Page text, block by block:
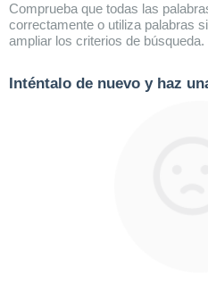
Comprueba que todas las
correctamente o utiliza palabras
ampliar los criterios de búsqueda.
Inténtalo de nuevo y haz